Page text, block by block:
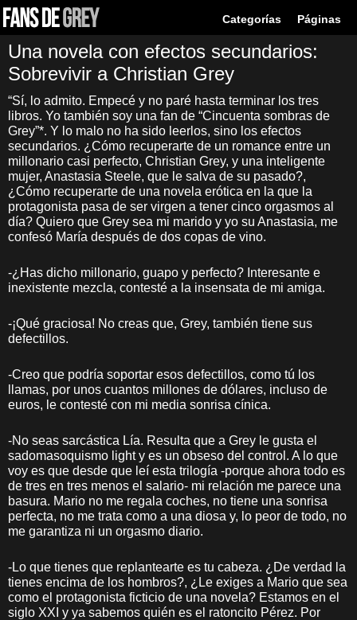
Categorías Páginas
Una novela con efectos secundarios:
Sobrevivir a Christian Grey
“Sí, lo admito. Empecé y no paré hasta terminar los tres
libros. Yo también soy una fan de “Cincuenta sombras de
Grey”*. Y lo malo no ha sido leerlos, sino los efectos
secundarios. ¿Cómo recuperarte de un romance entre un
millonario casi perfecto, Christian Grey, y una inteligente
mujer, Anastasia Steele, que le salva de su pasado?,
¿Cómo recuperarte de una novela erótica en la que la
protagonista pasa de ser virgen a tener cinco orgasmos al
día? Quiero que Grey sea mi marido y yo su Anastasia, me
confesó María después de dos copas de vino.
-¿Has dicho millonario, guapo y perfecto? Interesante e
inexistente mezcla, contesté a la insensata de mi amiga.
-¡Qué graciosa! No creas que, Grey, también tiene sus
defectillos.
-Creo que podría soportar esos defectillos, como tú los
llamas, por unos cuantos millones de dólares, incluso de
euros, le contesté con mi media sonrisa cínica.
-No seas sarcástica Lía. Resulta que a Grey le gusta el
sadomasoquismo light y es un obseso del control. A lo que
voy es que desde que leí esta trilogía -porque ahora todo es
de tres en tres menos el salario- mi relación me parece una
basura. Mario no me regala coches, no tiene una sonrisa
perfecta, no me trata como a una diosa y, lo peor de todo, no
me garantiza ni un orgasmo diario.
-Lo que tienes que replantearte es tu cabeza. ¿De verdad la
tienes encima de los hombros?, ¿Le exiges a Mario que sea
como el protagonista ficticio de una novela? Estamos en el
siglo XXI y ya sabemos quién es el ratoncito Pérez. Por